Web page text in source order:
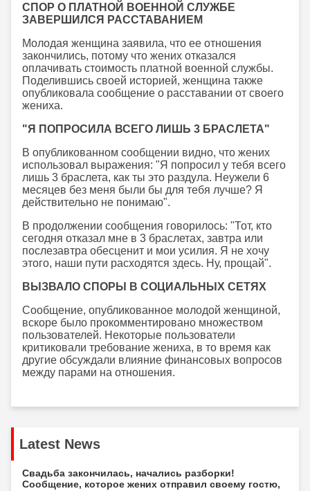
СПОР О ПЛАТНОЙ ВОЕННОЙ СЛУЖБЕ
ЗАВЕРШИЛСЯ РАССТАВАНИЕМ
Молодая женщина заявила, что ее отношения
закончились, потому что жених отказался
оплачивать стоимость платной военной службы.
Поделившись своей историей, женщина также
опубликовала сообщение о расставании от своего
жениха.
"Я ПОПРОСИЛА ВСЕГО ЛИШЬ 3 БРАСЛЕТА"
В опубликованном сообщении видно, что жених
использовал выражения: "Я попросил у тебя всего
лишь 3 браслета, как ты это раздула. Неужели 6
месяцев без меня были бы для тебя лучше? Я
действительно не понимаю".
В продолжении сообщения говорилось: "Тот, кто
сегодня отказал мне в 3 браслетах, завтра или
послезавтра обесценит и мои усилия. Я не хочу
этого, наши пути расходятся здесь. Ну, прощай".
ВЫЗВАЛО СПОРЫ В СОЦИАЛЬНЫХ СЕТЯХ
Сообщение, опубликованное молодой женщиной,
вскоре было прокомментировано множеством
пользователей. Некоторые пользователи
критиковали требование жениха, в то время как
другие обсуждали влияние финансовых вопросов
между парами на отношения.
Latest News
Свадьба закончилась, начались разборки!
Сообщение, которое жених отправил своему гостю,